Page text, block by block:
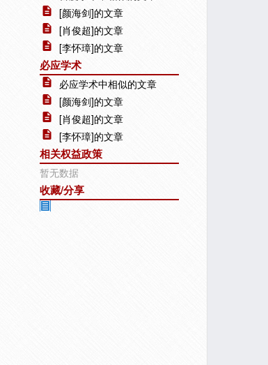
[颜海剑]的文章
[肖俊超]的文章
[李怀璋]的文章
必应学术
必应学术中相似的文章
[颜海剑]的文章
[肖俊超]的文章
[李怀璋]的文章
相关权益政策
暂无数据
收藏/分享